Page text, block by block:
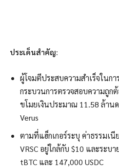
ประเด็นสำคัญ:
ผู้โจมตีประสบความสำเร็จในก
กระบวนการตรวจสอบความถูก
ขโมยเงินประมาณ 11.58 ล้าน
Verus
ตามที่แฮ็กเกอร์ระบุ ค่าธรรมเ
VRSC อยู่ใกล้กับ $10 และระบ
tBTC และ 147,000 USDC